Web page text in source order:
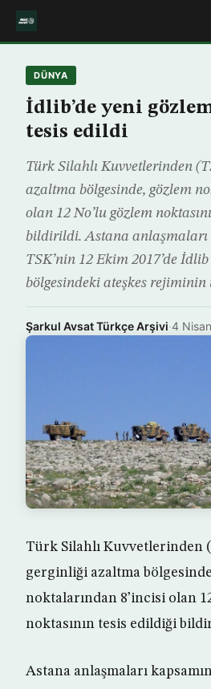
DÜNYA
İdlib’de yeni
tesis edildi
Türk Silahlı Kuvvetlerinden
azaltma bölgesinde, gözlem
olan 12 No’lu gözlem
bildirildi. Astana anlaşmaları
TSK’nin 12 Ekim 2017’de
bölgesindeki ateşkes rejiminin
Şarkul Avsat Türkçe Arşivi·4
Türk Silahlı Kuvvetlerinden
gerginliği azaltma
noktalarından 8’incisi olan
noktasının tesis edildiği
Astana anlaşmaları